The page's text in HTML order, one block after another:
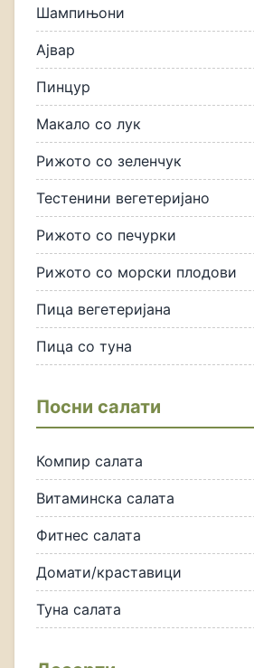
Шампињони
Ајвар
Пинцур
Макало со лук
Рижото со зеленчук
Тестенини вегетеријано
Рижото со печурки
Рижото со морски плодови
Пица вегетеријана
Пица со туна
Посни салати
Компир салата
Витаминска салата
Фитнес салата
Домати/краставици
Туна салата